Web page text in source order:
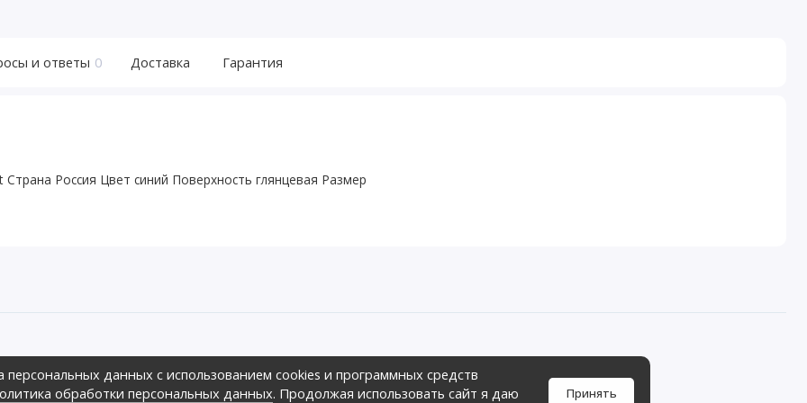
и ответы 0 Доставка Гарантия
Россия Цвет синий Поверхность глянцевая Размер
персональных данных с использованием cookies и программных средств
обработки персональных данных. Продолжая использовать сайт я даю
Принять
предложить своим клиентам
ценовых диапазонах.,
2026г.